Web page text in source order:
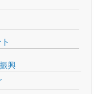
興